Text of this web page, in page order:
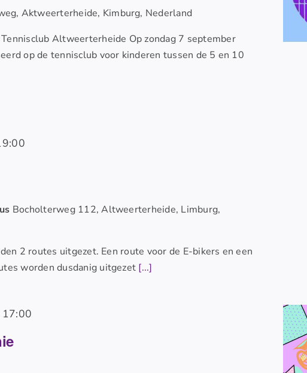
Aktweerterheide, Kimburg, Nederland
Altweerterheide Op zondag 7 september
op de tennisclub voor kinderen tussen de 5 en 10
Bocholterweg 112, Altweerterheide, Limburg,
2 routes uitgezet. Een route voor de E-bikers en een
worden dusdanig uitgezet [...]
17:00